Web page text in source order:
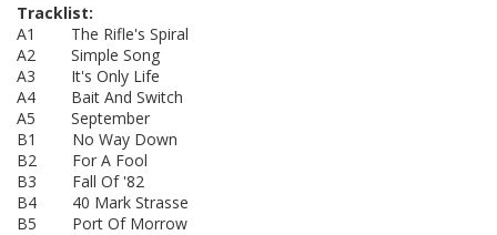
Tracklist:
A1 The Rifle's Spiral
A2 Simple Song
A3 It's Only Life
A4 Bait And Switch
A5 September
B1 No Way Down
B2 For A Fool
B3 Fall Of '82
B4 40 Mark Strasse
B5 Port Of Morrow